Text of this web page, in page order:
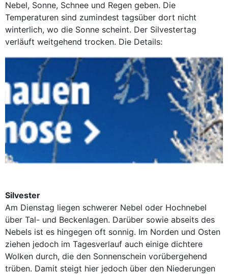
Nebel, Sonne, Schnee und Regen geben. Die
Temperaturen sind zumindest tagsüber dort nicht
winterlich, wo die Sonne scheint. Der Silvestertag
verläuft weitgehend trocken. Die Details:
Silvester
Am Dienstag liegen schwerer Nebel oder Hochnebel
über Tal- und Beckenlagen. Darüber sowie abseits des
Nebels ist es hingegen oft sonnig. Im Norden und Osten
ziehen jedoch im Tagesverlauf auch einige dichtere
Wolken durch, die den Sonnenschein vorübergehend
trüben. Damit steigt hier jedoch über den Niederungen